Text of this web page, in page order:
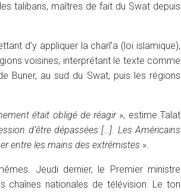
talibans, maîtres de fait du Swat depuis
d’y appliquer la charî’a (loi islamique),
voisines, interprétant le texte comme
Buner, au sud du Swat, puis les régions
était obligé de réagir», estime Talat
d’être dépassées […]. Les Américains
entre les mains des extrémistes ».
Jeudi dernier, le Premier ministre
chaînes nationales de télévision. Le ton